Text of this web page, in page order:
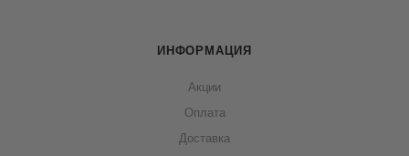
ИНФОРМАЦИЯ
Акции
Оплата
Доставка